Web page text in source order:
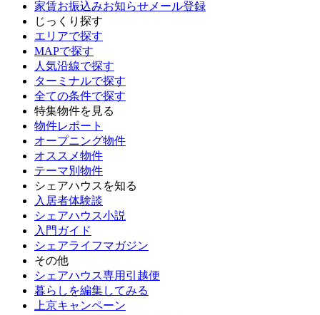
家賃お振込みお知らせメール登録
じっくり探す
エリアで探す
MAPで探す
人気沿線で探す
ターミナルで探す
全ての条件で探す
特集物件を見る
物件レポート
オープニング物件
オススメ物件
テーマ別物件
シェアハウスを知る
入居者体験談
シェアハウス小説
入門ガイド
シェアライフマガジン
その他
シェアハウス専用引越便
暮らしを編集してみる
上京キャンペーン